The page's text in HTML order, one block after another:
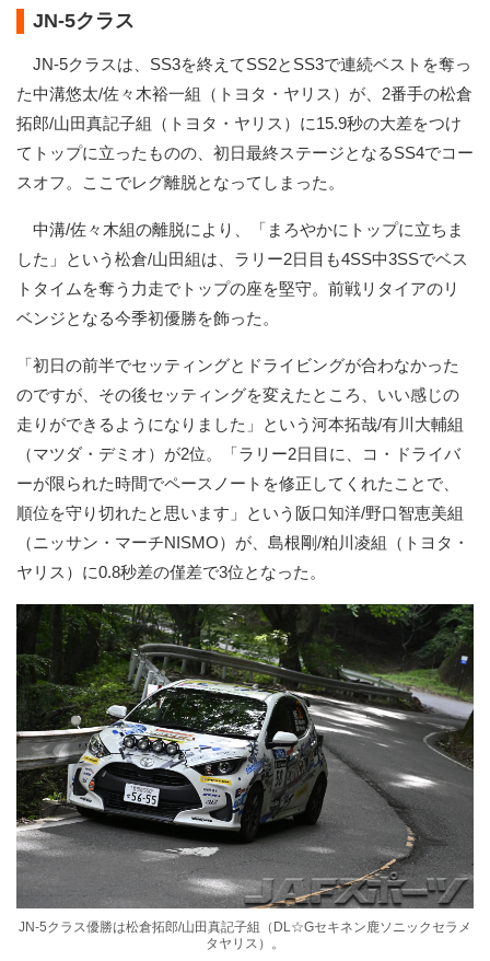
JN-5クラス
JN-5クラスは、SS3を終えてSS2とSS3で連続ベストを奪っ
た中溝悠太/佐々木裕一組（トヨタ・ヤリス）が、2番手の松倉
拓郎/山田真記子組（トヨタ・ヤリス）に15.9秒の大差をつけ
てトップに立ったものの、初日最終ステージとなるSS4でコー
スオフ。ここでレグ離脱となってしまった。
中溝/佐々木組の離脱により、「まろやかにトップに立ちま
した」という松倉/山田組は、ラリー2日目も4SS中3SSでベス
トタイムを奪う力走でトップの座を堅守。前戦リタイアのリ
ベンジとなる今季初優勝を飾った。
「初日の前半でセッティングとドライビングが合わなかった
のですが、その後セッティングを変えたところ、いい感じの
走りができるようになりました」という河本拓哉/有川大輔組
（マツダ・デミオ）が2位。「ラリー2日目に、コ・ドライバ
ーが限られた時間でペースノートを修正してくれたことで、
順位を守り切れたと思います」という阪口知洋/野口智恵美組
（ニッサン・マーチNISMO）が、島根剛/粕川凌組（トヨタ・
ヤリス）に0.8秒差の僅差で3位となった。
JN-5クラス優勝は松倉拓郎/⼭⽥真記⼦組（DL☆Gセキネン鹿ソニックセラメ
タヤリス）。